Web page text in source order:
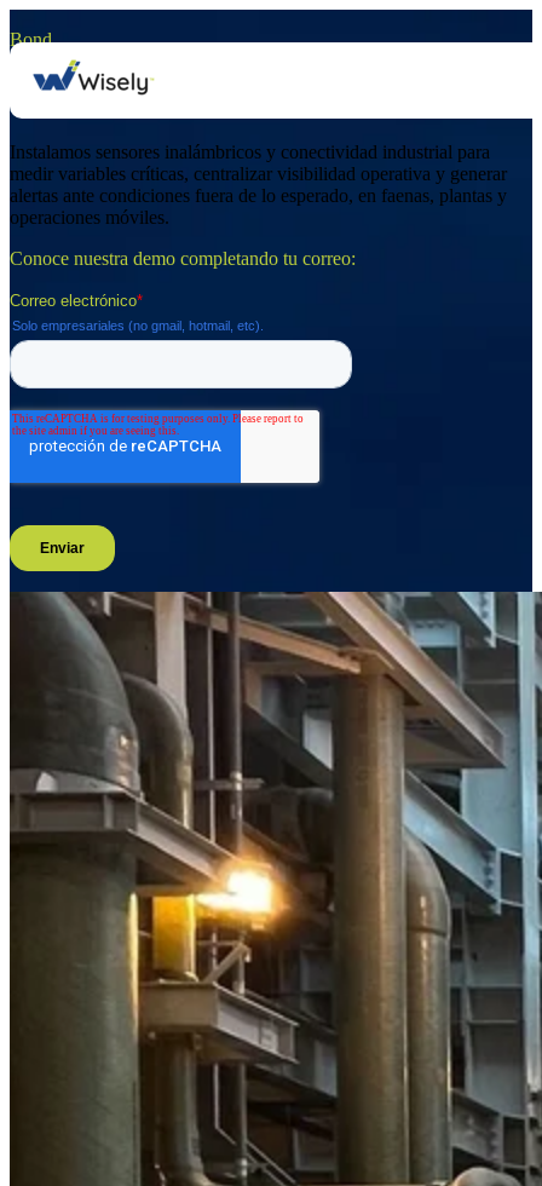
Bond
Monitoreo remoto industrial con IoT
Instalamos sensores inalámbricos y conectividad industrial para
medir variables críticas, centralizar visibilidad operativa y generar
alertas ante condiciones fuera de lo esperado, en faenas, plantas y
operaciones móviles.
Conoce nuestra demo completando tu correo: